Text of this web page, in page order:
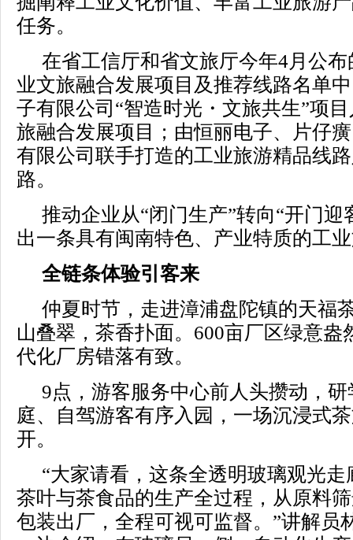
任务。
在省工信厅和省文旅厅今年4月公
业文旅融合发展项目及推荐线路名单
子有限公司“智造时光・文旅共生”项
旅融合发展项目；由恒丽电子、片仔
有限公司联手打造的工业旅游精品线
路。
推动企业从“闭门生产”转向“开门迎
出一条具有闽南特色、产业特质的工
全链条体验引客来
仲夏时节，走进漳浦盘陀镇的天福
山叠翠，茶香扑面。600亩厂区绿意盎
代化厂房错落有致。
9点，游客服务中心前人头攒动，
庭、自驾游客有序入园，一场沉浸式
开。
“大家请看，这条全透明玻璃观光
茶叶与茶食品的生产全过程，从原料
包装出厂，全程可视可监督。”讲解员